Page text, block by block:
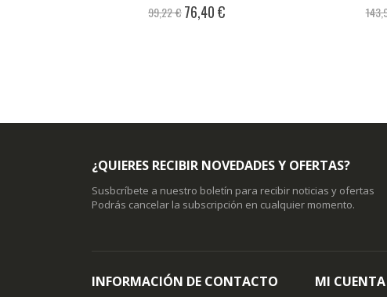
99,22 € Precio
especial
76,40 €
¿QUIERES RECIBIR NOVEDADES Y OFERTAS?
Susbcríbete a nuestro boletín para recibir noticias y ofertas
Podrás cancelar la subscripción en cualquier momento.
INFORMACIÓN DE CONTACTO MI CUENTA